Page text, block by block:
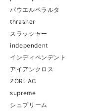
パウエルペラルタ
thrasher
スラッシャー
independent
インディペンデント
アイアンクロス
ZORLAC
supreme
シュプリーム